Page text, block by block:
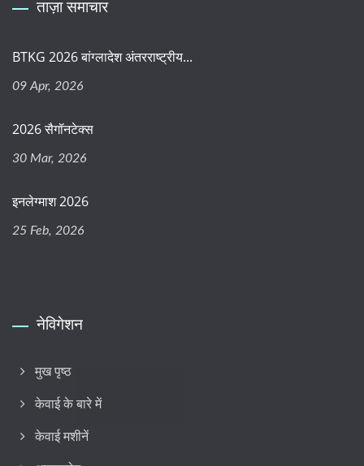
ताज़ा समाचार
BTKG 2026 बांग्लादेश अंतरराष्ट्रीय...
09 Apr, 2026
2026 सैगॉनटेक्स
30 Mar, 2026
इनलेग्माश 2026
25 Feb, 2026
नेविगेशन
मुख पृष्ठ
केवाई के बारे में
केवाई मशीनें